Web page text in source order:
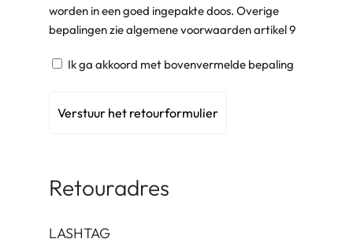
worden in een goed ingepakte doos. Overige
bepalingen zie algemene voorwaarden artikel 9
Ik ga akkoord met bovenvermelde bepaling
Retouradres
LASHTAG